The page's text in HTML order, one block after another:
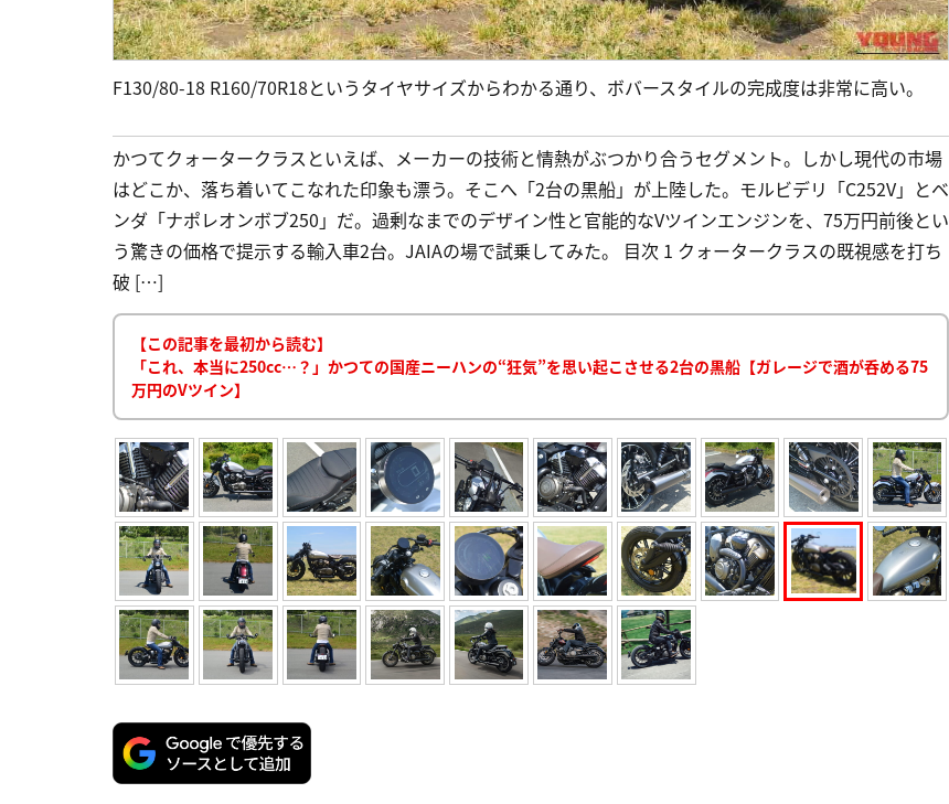
F130/80-18 R160/70R18というタイヤサイズからわかる通り、ボバースタイルの完成度は非常に高い。
かつてクォータークラスといえば、メーカーの技術と情熱がぶつかり合うセグメント。しかし現代の市場
はどこか、落ち着いてこなれた印象も漂う。そこへ「2台の黒船」が上陸した。モルビデリ「C252V」とベ
ンダ「ナポレオンボブ250」だ。過剰なまでのデザイン性と官能的なVツインエンジンを、75万円前後とい
う驚きの価格で提示する輸入車2台。JAIAの場で試乗してみた。 目次 1 クォータークラスの既視感を打ち
破 […]
【この記事を最初から読む】
「これ、本当に250cc…？」かつての国産ニーハンの“狂気”を思い起こさせる2台の黒船【ガレージで酒が呑める75
万円のVツイン】